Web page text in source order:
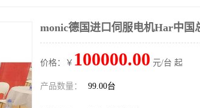
monic德国进口伺服电机Har中国
价格：￥ 100000.00 元/台 起
产品数量： 99.00台